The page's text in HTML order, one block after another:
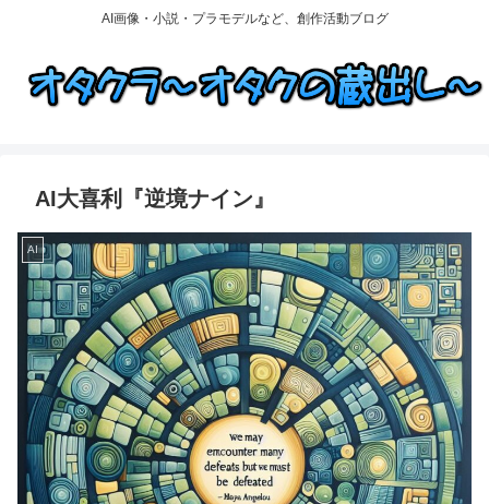
AI画像・小説・プラモデルなど、創作活動ブログ
AI大喜利『逆境ナイン』
AI